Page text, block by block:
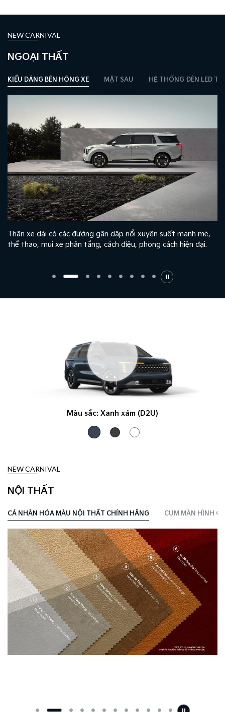
NEW CARNIVAL
NGOẠI THẤT
KIỂU DÁNG BÊN HÔNG XE MẶT SAU HỆ THỐNG ĐÈN LED
Thân xe dài có các đường gân dập nổi xuyên suốt mạnh mẽ,
thể thao, mui xe phân tầng, cách điệu, phong cách hiện đại.
Màu sắc: Xanh xám (D2U)
NEW CARNIVAL
NỘI THẤT
CÁ NHÂN HÓA MÀU NỘI THẤT CHÍNH HÃNG CỤM MÀN HÌNH